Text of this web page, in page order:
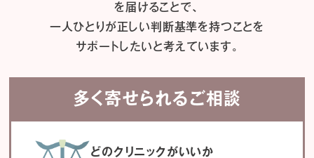
を届けることで、
一人ひとりが正しい判断基準を持つことを
サポートしたいと考えています。
多く寄せられるご相談
どのクリニックがいいか